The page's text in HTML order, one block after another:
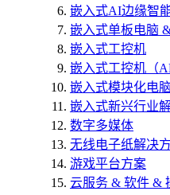
嵌入式AI边缘智
嵌入式单板电脑
嵌入式工控机
嵌入式工控机（
嵌入式模块化电
嵌入式新兴行业
数字多媒体
无线电子纸解决
游戏平台方案
云服务 & 软件 &